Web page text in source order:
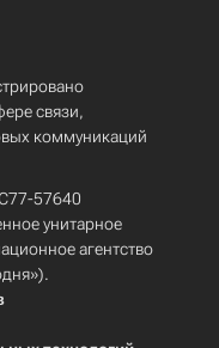
связи,
коммуникаций
57640
унитарное
агентство